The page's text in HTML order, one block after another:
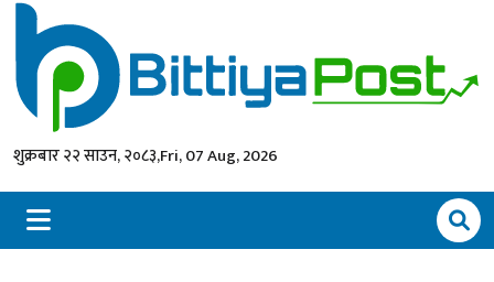
शुक्रबार २२ साउन, २०८३,Fri, 07 Aug, 2026